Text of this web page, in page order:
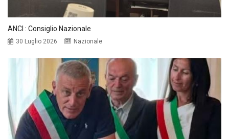
ANCI : Consiglio Nazionale
30 Luglio 2026 Nazionale